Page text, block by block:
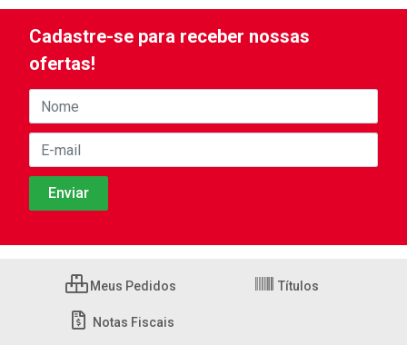
Cadastre-se para receber nossas
ofertas!
Meus Pedidos Títulos
Notas Fiscais